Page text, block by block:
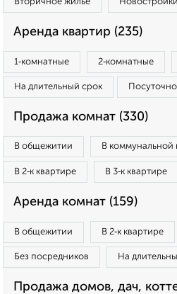
Аренда квартир (235)
1‑комнатные 2‑комнатные
На длительный срок Посуточно
Продажа комнат (330)
В общежитии В коммунальной
В 2‑к квартире В 3‑к квартире
Аренда комнат (159)
В общежитии В 2‑к квартире
Без посредников На
Продажа домов, дач,